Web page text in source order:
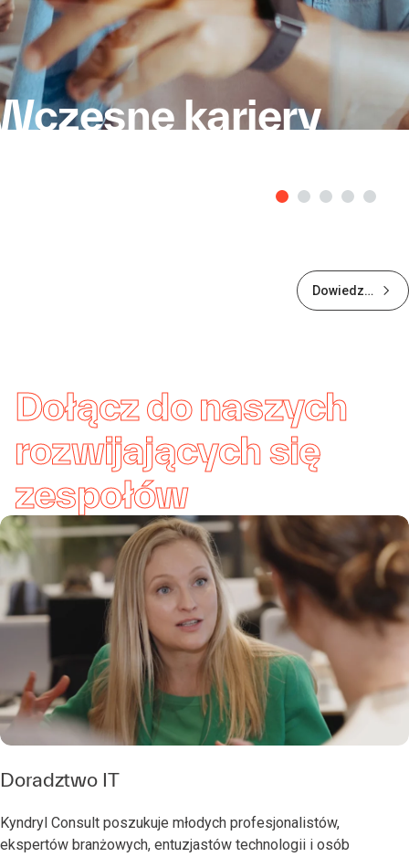
kariery
Dowiedz
się więcej
Dołącz do naszych
rozwijających się
zespołów
Doradztwo IT
Kyndryl Consult poszukuje młodych profesjonalistów,
ekspertów branżowych, entuzjastów technologii i osób